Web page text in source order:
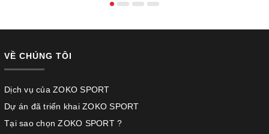
VỀ CHÚNG TÔI
Dịch vụ của ZOKO SPORT
Dự án đã triển khai ZOKO SPORT
Tại sao chọn ZOKO SPORT ?